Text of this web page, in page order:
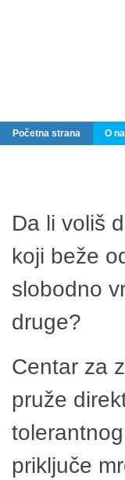
Početna strana O
Da li voliš
koji beže
slobodno
druge?
Centar za
pruže
priključe